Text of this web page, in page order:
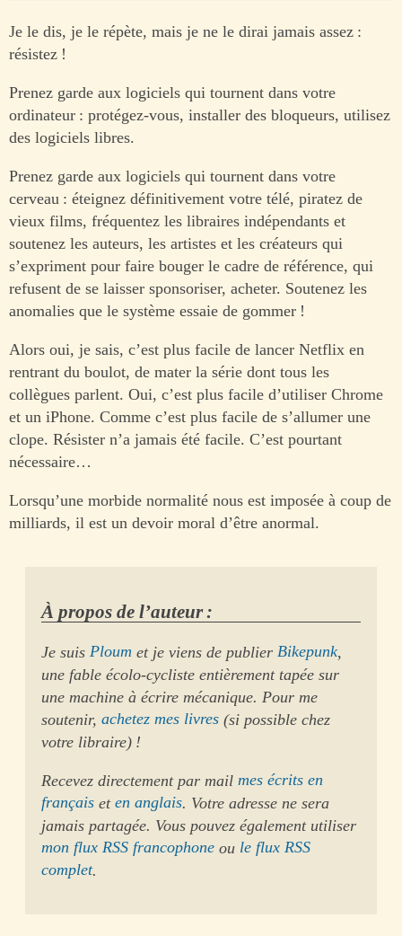
Je le dis, je le répète, mais je ne le dirai jamais assez :
résistez !
Prenez garde aux logiciels qui tournent dans votre
ordinateur : protégez-vous, installer des bloqueurs, utilisez
des logiciels libres.
Prenez garde aux logiciels qui tournent dans votre
cerveau : éteignez définitivement votre télé, piratez de
vieux films, fréquentez les libraires indépendants et
soutenez les auteurs, les artistes et les créateurs qui
s’expriment pour faire bouger le cadre de référence, qui
refusent de se laisser sponsoriser, acheter. Soutenez les
anomalies que le système essaie de gommer !
Alors oui, je sais, c’est plus facile de lancer Netflix en
rentrant du boulot, de mater la série dont tous les
collègues parlent. Oui, c’est plus facile d’utiliser Chrome
et un iPhone. Comme c’est plus facile de s’allumer une
clope. Résister n’a jamais été facile. C’est pourtant
nécessaire…
Lorsqu’une morbide normalité nous est imposée à coup de
milliards, il est un devoir moral d’être anormal.
À propos de l’auteur :
Je suisPloum et je viens de publierBikepunk,
une fable écolo-cycliste entièrement tapée sur
une machine à écrire mécanique. Pour me
soutenir,achetez mes livres (si possible chez
votre libraire) !
Recevez directement par mailmes écrits en
français eten anglais. Votre adresse ne sera
jamais partagée. Vous pouvez également utiliser
mon flux RSS francophone ou le flux RSS
complet.